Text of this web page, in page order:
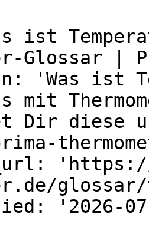
Glossar |
'Was ist
mit
Dir diese
'https://
'2026-